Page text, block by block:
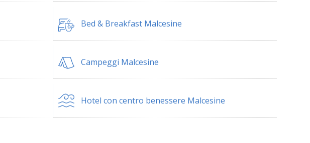
Bed & Breakfast Malcesine
Campeggi Malcesine
Hotel con centro benessere Malcesine